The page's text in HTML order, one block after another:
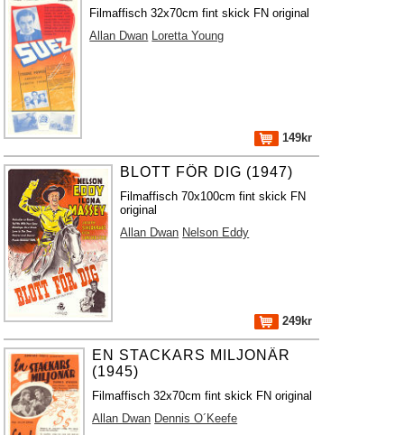
Filmaffisch 32x70cm fint skick FN original
Allan Dwan Loretta Young
149kr
BLOTT FÖR DIG (1947)
Filmaffisch 70x100cm fint skick FN
original
Allan Dwan Nelson Eddy
249kr
EN STACKARS MILJONÄR
(1945)
Filmaffisch 32x70cm fint skick FN original
Allan Dwan Dennis O´Keefe